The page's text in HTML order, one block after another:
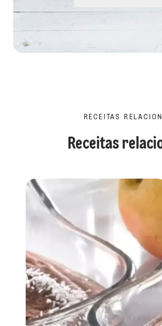
RECEITAS
Receitas